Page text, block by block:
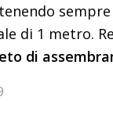
di 1 metro.
di